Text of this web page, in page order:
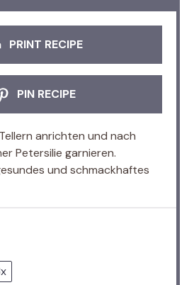
PRINT RECIPE
PIN RECIPE
anrichten und nach
Petersilie garnieren.
und schmackhaftes